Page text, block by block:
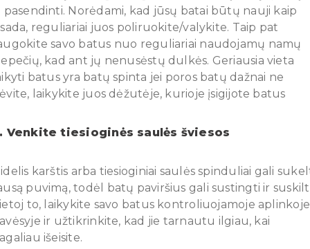
pasendinti. Norėdami, kad jūsų batai būtų nauji kaip
reguliariai juos poliruokite/valykite. Taip pat
savo batus nuo reguliariai naudojamų namų
kad ant jų nenusėstų dulkės. Geriausia vieta
batus yra batų spinta jei poros batų dažnai ne
laikykite juos dėžutėje, kurioje įsigijote batus
Venkite tiesioginės saulės šviesos
karštis arba tiesioginiai saulės spinduliai gali
puvimą, todėl batų paviršius gali sustingti ir
to, laikykite savo batus kontroliuojamoje
ir užtikrinkite, kad jie tarnautu ilgiau, kai
išeisite.